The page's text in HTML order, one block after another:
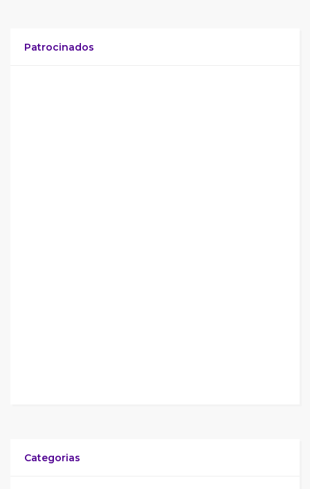
Patrocinados
Categorias